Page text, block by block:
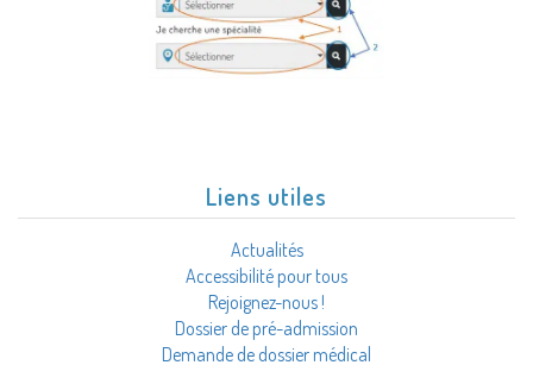
Liens utiles
Actualités
Accessibilité pour tous
Rejoignez-nous !
Dossier de pré-admission
Demande de dossier médical